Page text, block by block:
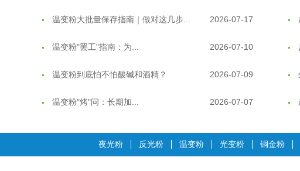
夜间安全卫士：丝印反光粉搭配全攻... 2026-01-20
夜光粉 反光粉 温变粉 光变粉 铜金粉